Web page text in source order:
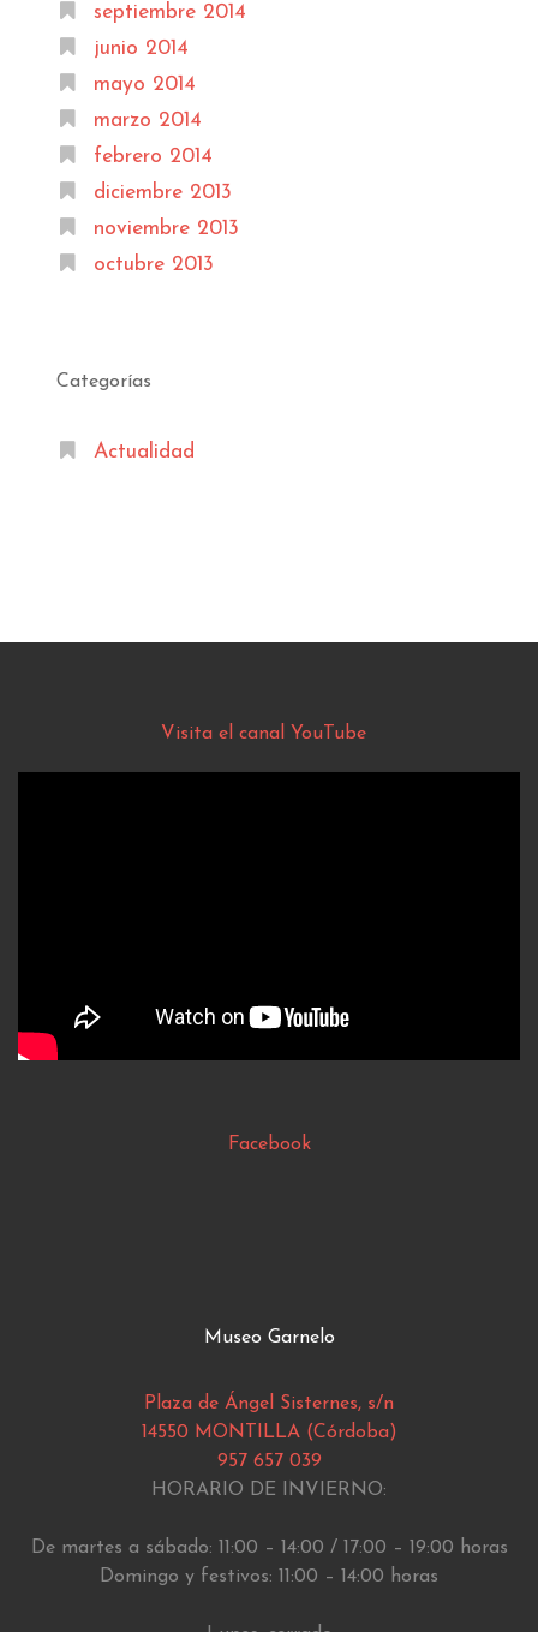
septiembre 2014
junio 2014
mayo 2014
marzo 2014
febrero 2014
diciembre 2013
noviembre 2013
octubre 2013
Categorías
Actualidad
Visita el canal YouTube
Facebook
Museo Garnelo
Plaza de Ángel Sisternes, s/n
14550 MONTILLA (Córdoba)
957 657 039
HORARIO DE INVIERNO:
De martes a sábado: 11:00 – 14:00 / 17:00 – 19:00 horas
Domingo y festivos: 11:00 – 14:00 horas